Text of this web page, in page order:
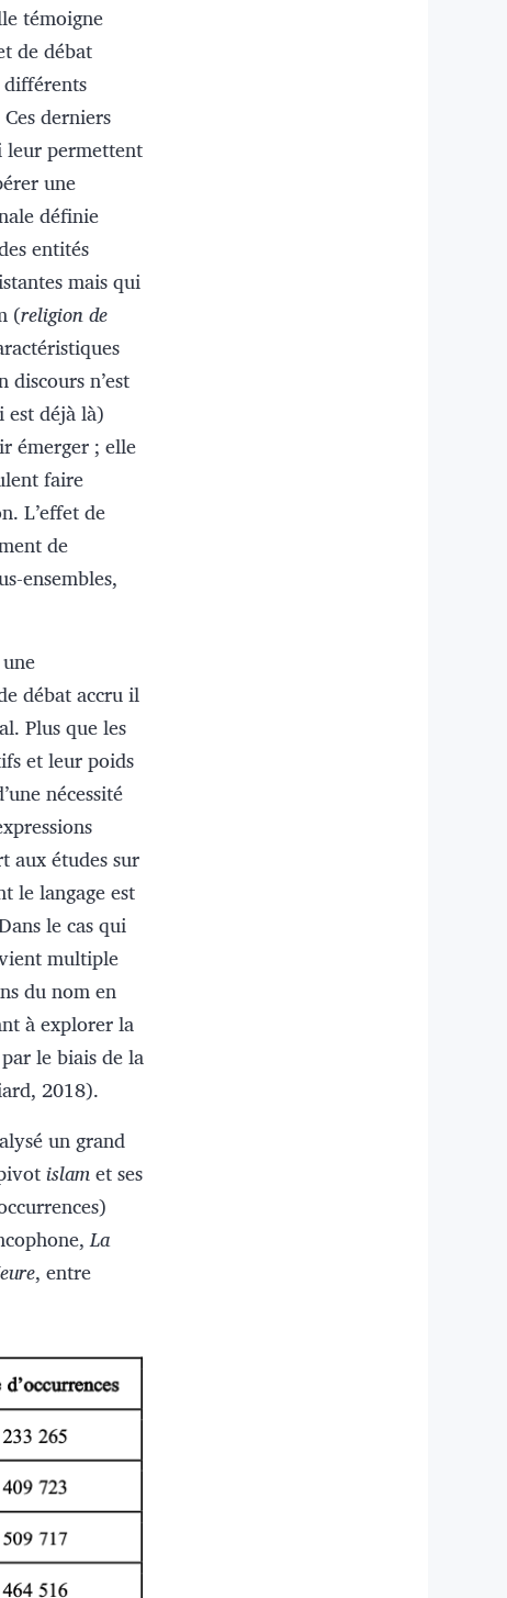
témoigne
de débat
différents
derniers
leur permettent
une
définie
entités
mais qui
(religion de
discours n’est
est déjà là)
émerger ; elle
faire
L’effet de
de
ensembles,
débat accru il
Plus que les
et leur poids
nécessité
aux études sur
le langage est
le cas qui
multiple
du nom en
à explorer la
le biais de la
2018).
un grand
islamet ses
La
, entre